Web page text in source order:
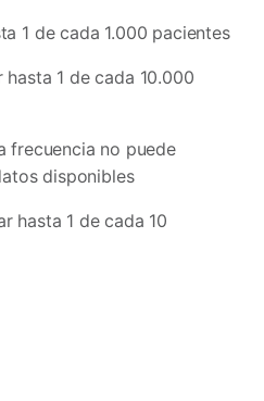
1 de cada 1.000 pacientes
1 de cada 10.000
frecuencia no puede
disponibles
hasta 1 de cada 10